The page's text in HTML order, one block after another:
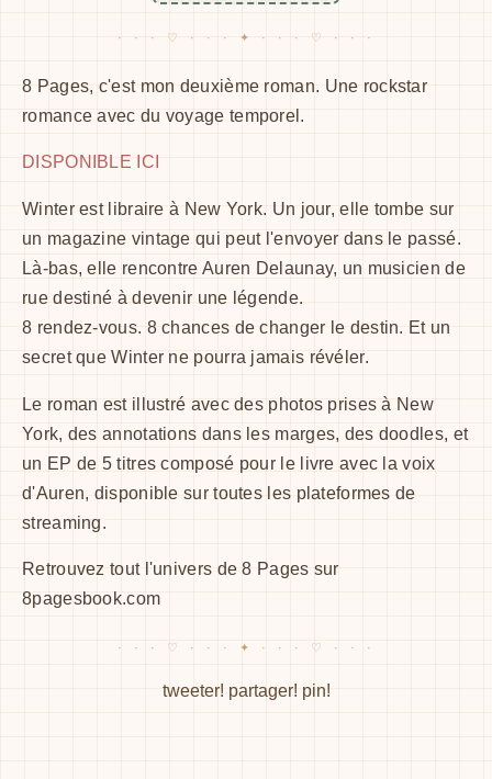
8 Pages, c'est mon deuxième roman. Une rockstar
romance avec du voyage temporel.
DISPONIBLE ICI
Winter est libraire à New York. Un jour, elle tombe sur
un magazine vintage qui peut l'envoyer dans le passé.
Là-bas, elle rencontre Auren Delaunay, un musicien de
rue destiné à devenir une légende.
8 rendez-vous. 8 chances de changer le destin. Et un
secret que Winter ne pourra jamais révéler.
Le roman est illustré avec des photos prises à New
York, des annotations dans les marges, des doodles, et
un EP de 5 titres composé pour le livre avec la voix
d'Auren, disponible sur toutes les plateformes de
streaming.
Retrouvez tout l'univers de 8 Pages sur
8pagesbook.com
tweeter! partager! pin!